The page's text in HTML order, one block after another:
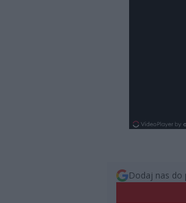
Dodaj nas do